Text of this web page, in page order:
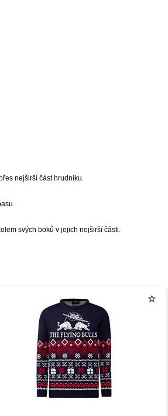
nejširší část hrudníku.
svých boků v jejich nejširší části.